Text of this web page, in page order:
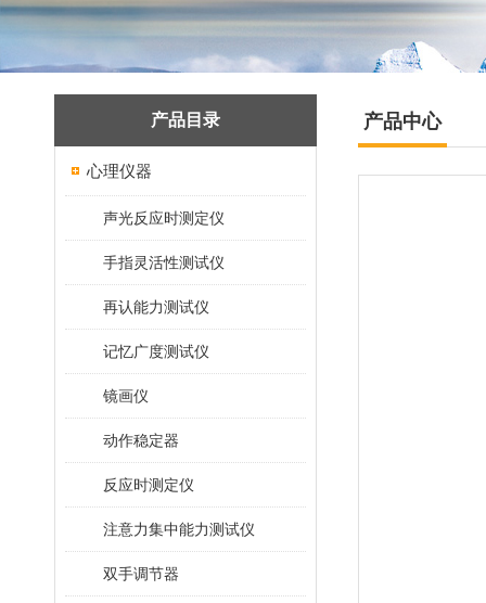
产品目录
心理仪器
声光反应时测定仪
手指灵活性测试仪
再认能力测试仪
记忆广度测试仪
镜画仪
动作稳定器
反应时测定仪
注意力集中能力测试仪
双手调节器
产品中心